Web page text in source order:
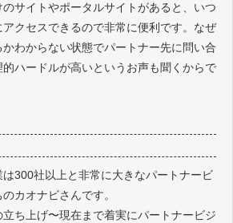
サイトやポータルサイトがあると、いつ
クセスできるので非常に便利です。なぜ
わからない状態でパートナー先に問い合
ハードルが高いというお声も聞くからで
300社以上と非常に大きなパートナービ
カオナビさんです。
ち上げ〜現在まで着実にパートナービジ